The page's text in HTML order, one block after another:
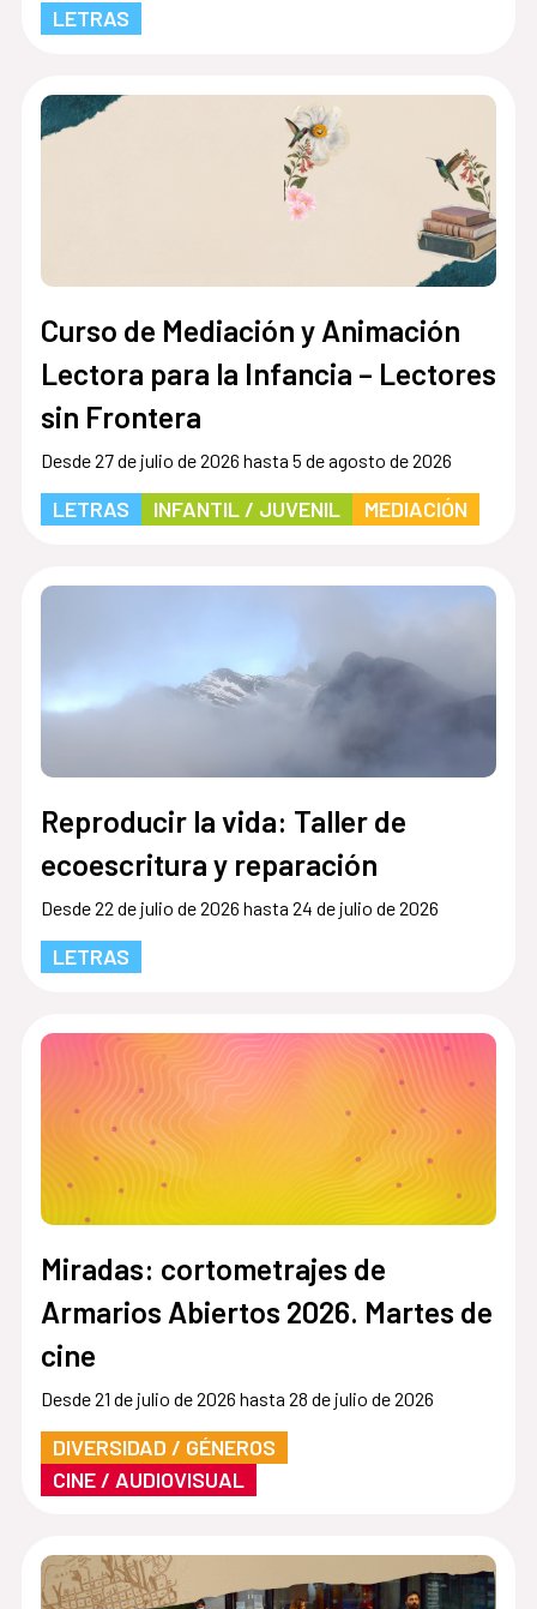
LETRAS
Curso de Mediación y Animación
Lectora para la Infancia – Lectores
sin Frontera
Desde 27 de julio de 2026 hasta 5 de agosto de 2026
LETRAS INFANTIL / JUVENIL MEDIACIÓN
Reproducir la vida: Taller de
ecoescritura y reparación
Desde 22 de julio de 2026 hasta 24 de julio de 2026
LETRAS
Miradas: cortometrajes de
Armarios Abiertos 2026. Martes de
cine
Desde 21 de julio de 2026 hasta 28 de julio de 2026
DIVERSIDAD / GÉNEROS
CINE / AUDIOVISUAL